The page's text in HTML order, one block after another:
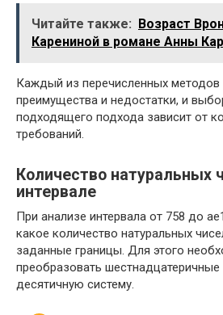
Читайте также: Возраст
Карениной в романе Анны
Каждый из перечисленных методов
преимущества и недостатки, и
подходящего подхода зависит от
требований.
Количество натуральных
интервале
При анализе интервала от 758 до
какое количество натуральных
заданные границы. Для этого
преобразовать шестнадцатеричные
десятичную систему.